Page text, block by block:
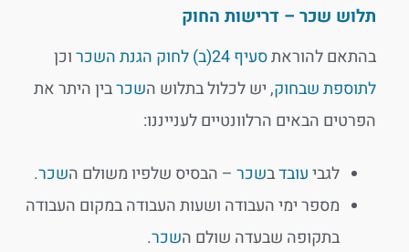
תלוש שכר – דרישות החוק
בהתאם להוראתסעיף 24(ב) לחוק הגנת השכר
וכן
לתוספת שבחוק, יש לכלול בתלוש השכרבין היתר את
הפרטים הבאים הרלוונטיים לענייננו:
לגביעובדבשכר– הבסיס שלפיו משולם השכר.
מספר ימי העבודה ושעות העבודה במקום העבודה
בתקופה שבעדה שולם השכר.